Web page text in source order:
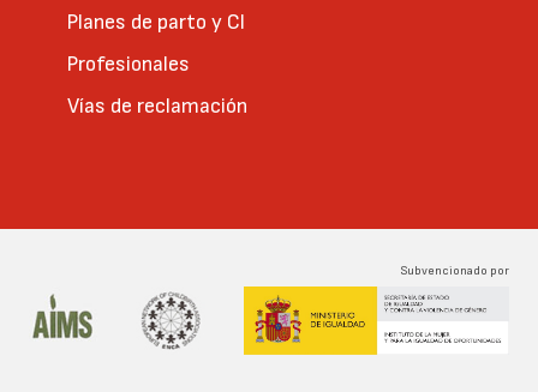
Planes de parto y CI
Profesionales
Vías de reclamación
Subvencionado por